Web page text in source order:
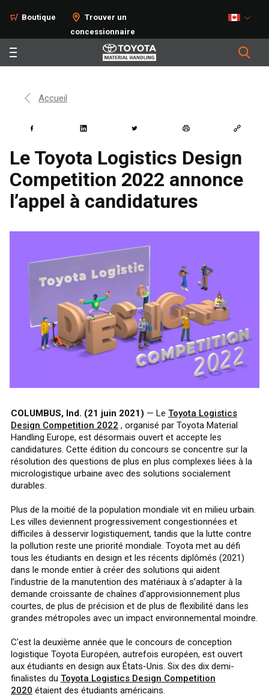
Boutique
Trouver un
concessionnaire
Accueil
Le Toyota Logistics Design
Competition 2022 annonce
l’appel à candidatures
COLUMBUS, Ind. (21 juin 2021) — Le Toyota Logistics
Design Competition 2022 , organisé par Toyota Material
Handling Europe, est désormais ouvert et accepte les
candidatures. Cette édition du concours se concentre sur la
résolution des questions de plus en plus complexes liées à la
micrologistique urbaine avec des solutions socialement
durables.
Plus de la moitié de la population mondiale vit en milieu urbain.
Les villes deviennent progressivement congestionnées et
difficiles à desservir logistiquement, tandis que la lutte contre
la pollution reste une priorité mondiale. Toyota met au défi
tous les étudiants en design et les récents diplômés (2021)
dans le monde entier à créer des solutions qui aident
l’industrie de la manutention des matériaux à s’adapter à la
demande croissante de chaînes d’approvisionnement plus
courtes, de plus de précision et de plus de flexibilité dans les
grandes métropoles avec un impact environnemental moindre.
C’est la deuxième année que le concours de conception
logistique Toyota Européen, autrefois européen, est ouvert
aux étudiants en design aux États-Unis. Six des dix demi-
finalistes du Toyota Logistics Design Competition
2020 étaient des étudiants américains.